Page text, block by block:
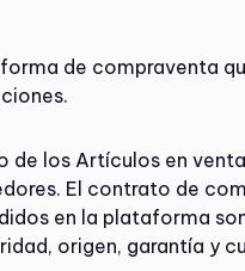
de compraventa
de los Artículos en
El contrato de
en la plataforma
origen, garantía y